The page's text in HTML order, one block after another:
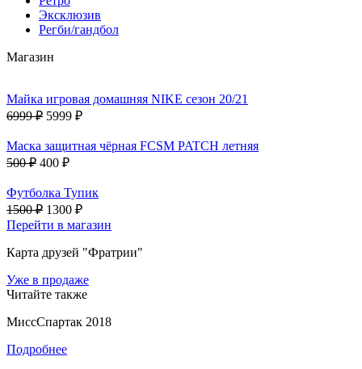
Эксклюзив
Регби/гандбол
Магазин
Майка игровая домашняя NIKE сезон 20/21
6999 ₽ 5999 ₽
Маска защитная чёрная FCSM PATCH летняя
500 ₽ 400 ₽
Футболка Тупик
1500 ₽ 1300 ₽
Перейти в магазин
Карта друзей "Фратрии"
Уже в продаже
Читайте также
МиссСпартак 2018
Подробнее